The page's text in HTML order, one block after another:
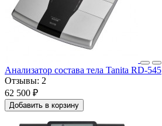
Анализатор состава тела Tanita RD-545
Отзывы: 2
62 500 ₽
Добавить в корзину